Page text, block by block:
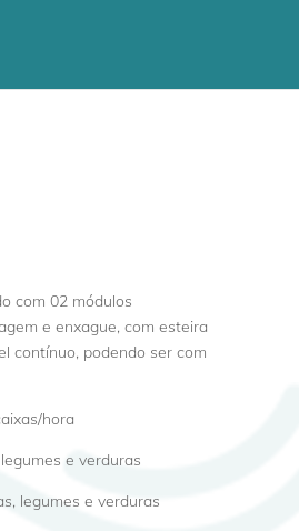
com 02 módulos
e enxague, com esteira
contínuo, podendo ser com
hora
e verduras
legumes e verduras